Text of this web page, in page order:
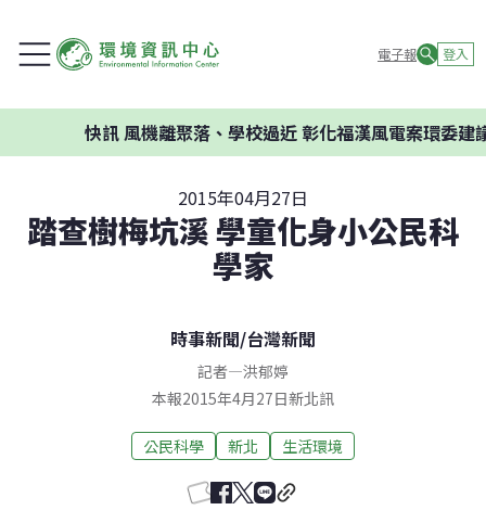
電子報 登入
風機離聚落、學校過近 彰化福漢風電案環委建議不
2015年04月27日
踏查樹梅坑溪 學童化身小公民科
學家
時事新聞/台灣新聞
記者—洪郁婷
本報2015年4月27日新北訊
公民科學 新北 生活環境